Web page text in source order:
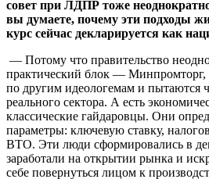
совет при ЛДПР тоже
вы думаете, почему эти подходы
курс сейчас декларируется как
— Потому что правительство
практический блок —
по другим идеологемам и пытаются
реального сектора. А есть
классические гайдаровцы. Они
параметры: ключевую ставку,
ВТО. Эти люди сформировались в
заработали на открытии рынка и
себе повернуться лицом к